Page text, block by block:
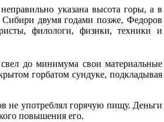
указана высота горы, а в
двумя годами позже, Федоров
филологи, физики, техники и
до минимума свои материальные
горбатом сундуке, подкладывая
не употреблял горячую пищу. Деньги
повышения его.